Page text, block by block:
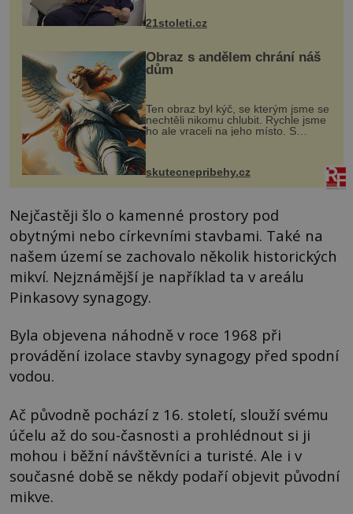
k dostatečně přesnému zacílení ...
21stoleti.cz
Obraz s andělem chrání náš
dům
Ten obraz byl kýč, se kterým jsme se
nechtěli nikomu chlubit. Rychle jsme
ho ale vraceli na jeho místo. S
manželem Vaškem jsme si pořídili
chaloupku, takový domek na severu
Čech, kde jsme si naplánova...
skutecnepribehy.cz
Nejčastěji šlo o kamenné prostory pod
obytnými nebo církevními stavbami. Také na
našem území se zachovalo několik historických
mikví. Nejznámější je například ta v areálu
Pinkasovy synagogy.
Byla objevena náhodně v roce 1968 při
provádění izolace stavby synagogy před spodní
vodou.
Ač původně pochází z 16. století, slouží svému
účelu až do sou-časnosti a prohlédnout si ji
mohou i běžní návštěvníci a turisté. Ale i v
současné době se někdy podaří objevit původní
mikve.